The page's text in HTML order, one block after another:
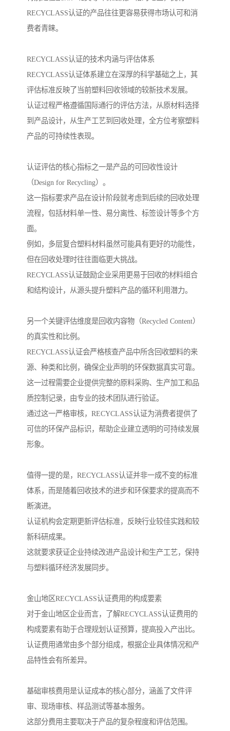
RECYCLASS认证的产品往往更容易获得市场认可和消
费者青睐。
RECYCLASS认证的技术内涵与评估体系
RECYCLASS认证体系建立在深厚的科学基础之上，其
评估标准反映了当前塑料回收领域的较新技术发展。
认证过程严格遵循国际通行的评估方法，从原材料选择
到产品设计，从生产工艺到回收处理，全方位考察塑料
产品的可持续性表现。
认证评估的核心指标之一是产品的可回收性设计
（Design for Recycling）。
这一指标要求产品在设计阶段就考虑到后续的回收处理
流程，包括材料单一性、易分离性、标签设计等多个方
面。
例如，多层复合塑料材料虽然可能具有更好的功能性，
但在回收处理时往往面临更大挑战。
RECYCLASS认证鼓励企业采用更易于回收的材料组合
和结构设计，从源头提升塑料产品的循环利用潜力。
另一个关键评估维度是回收内容物（Recycled Content）
的真实性和比例。
RECYCLASS认证会严格核查产品中所含回收塑料的来
源、种类和比例，确保企业声明的环保数据真实可靠。
这一过程需要企业提供完整的原料采购、生产加工和品
质控制记录，由专业的技术团队进行验证。
通过这一严格审核，RECYCLASS认证为消费者提供了
可信的环保产品标识，帮助企业建立透明的可持续发展
形象。
值得一提的是，RECYCLASS认证并非一成不变的标准
体系，而是随着回收技术的进步和环保要求的提高而不
断演进。
认证机构会定期更新评估标准，反映行业较佳实践和较
新科研成果。
这就要求获证企业持续改进产品设计和生产工艺，保持
与塑料循环经济发展同步。
金山地区RECYCLASS认证费用的构成要素
对于金山地区企业而言，了解RECYCLASS认证费用的
构成要素有助于合理规划认证预算，提高投入产出比。
认证费用通常由多个部分组成，根据企业具体情况和产
品特性会有所差异。
基础审核费用是认证成本的核心部分，涵盖了文件评
审、现场审核、样品测试等基本服务。
这部分费用主要取决于产品的复杂程度和评估范围。